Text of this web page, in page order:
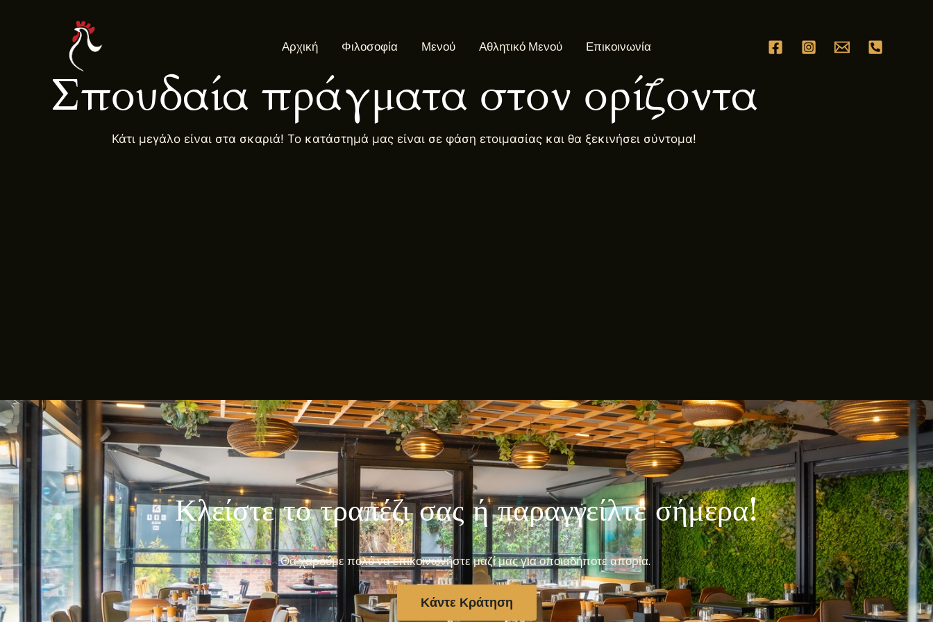
Αρχική Φιλοσοφία Μενού Αθλητικό Μενού Επικοινωνία
Σπουδαία πράγματα στον ορίζοντα
Κάτι μεγάλο είναι στα σκαριά! Το κατάστημά μας είναι σε φάση ετοιμασίας και θα ξεκινήσει σύντομα!
Κλείστε το τραπέζι σας ή παραγγείλτε σήμερα!
Θα χαρούμε πολύ να επικοινωνήστε μαζί μας για οποιαδήποτε απορία.
Κάντε Κράτηση